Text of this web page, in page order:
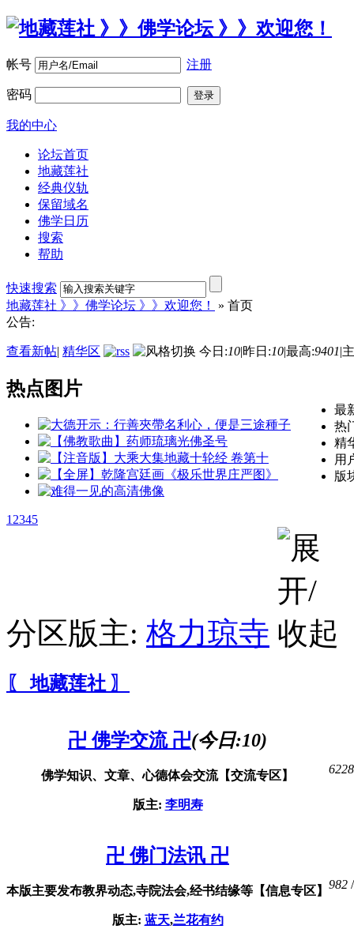
帐号 注册
密码 登录
我的中心
论坛首页
地藏莲社
经典仪轨
保留域名
佛学日历
搜索
帮助
快速搜索
地藏莲社 》》佛学论坛 》》欢迎您！
» 首页
公告:
查看新帖| 精华区 今日:10|昨日:10|最高:9401|
热点图片
1 2345
最
热
精
用
版
分区版主: 格力琼寺
〖 地藏莲社 〗
卍 佛学交流 卍(今日:10)
佛学知识、文章、心德体会交流【交流专区】
版主: 李明寿
6228
卍 佛门法讯 卍
本版主要发布教界动态,寺院法会,经书结缘等【信息专区】
版主: 蓝天,兰花有约
982